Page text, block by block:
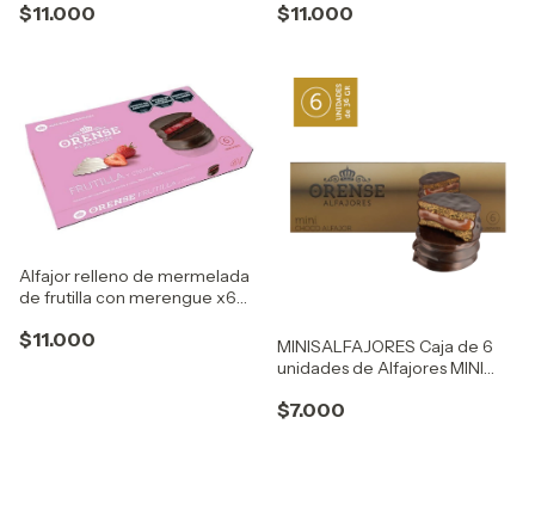
$11.000 $11.000
Alfajor relleno de mermelada
de frutilla con merengue x6
$11.000
MINISALFAJORES Caja de 6
unidades de Alfajores MINI
semiamargo negro
$7.000